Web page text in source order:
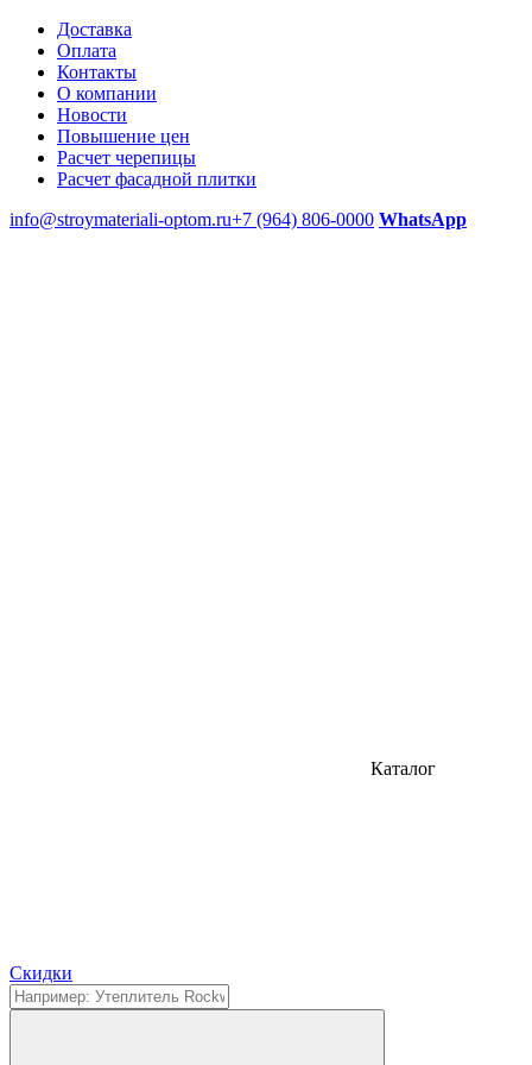
Доставка
Оплата
Контакты
О компании
Новости
Повышение цен
Расчет черепицы
Расчет фасадной плитки
info@stroymateriali-optom.ru+7 (964) 806-0000 WhatsApp
Каталог
Cкидки